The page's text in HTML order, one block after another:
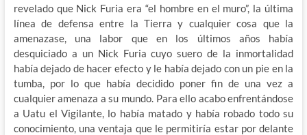
revelado que Nick Furia era “el hombre en el muro”, la última
línea de defensa entre la Tierra y cualquier cosa que la
amenazase, una labor que en los últimos años había
desquiciado a un Nick Furia cuyo suero de la inmortalidad
había dejado de hacer efecto y le había dejado con un pie en la
tumba, por lo que había decidido poner fin de una vez a
cualquier amenaza a su mundo. Para ello acabo enfrentándose
a Uatu el Vigilante, lo había matado y había robado todo su
conocimiento, una ventaja que le permitiría estar por delante